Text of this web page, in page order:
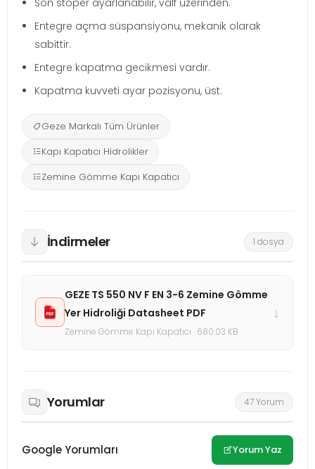
Entegre açma süspansiyonu, mekanik olarak
sabittir.
Entegre kapatma gecikmesi vardır.
Kapatma kuvveti ayar pozisyonu, üst.
Geze Markalı Tüm Ürünler
Kapı Kapatıcı Hidrolikler
Zemine Gömme Kapı Kapatıcı
İndirmeler 1 dosya
GEZE TS 550 NV F EN 3-6 Zemine Gömme
Yer Hidroliği Datasheet PDF
Zemine Gömme Kapı Kapatıcı · 680.03 KB
↓
Yorumlar 47 Yorum
Google Yorumları Yorum Yaz